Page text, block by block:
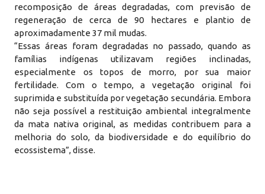
recomposição de áreas degradadas, com previsão de
regeneração de cerca de 90 hectares e plantio de
aproximadamente 37 mil mudas.
“Essas áreas foram degradadas no passado, quando as
famílias indígenas utilizavam regiões inclinadas,
especialmente os topos de morro, por sua maior
fertilidade. Com o tempo, a vegetação original foi
suprimida e substituída por vegetação secundária. Embora
não seja possível a restituição ambiental integralmente
da mata nativa original, as medidas contribuem para a
melhoria do solo, da biodiversidade e do equilíbrio do
ecossistema”, disse.